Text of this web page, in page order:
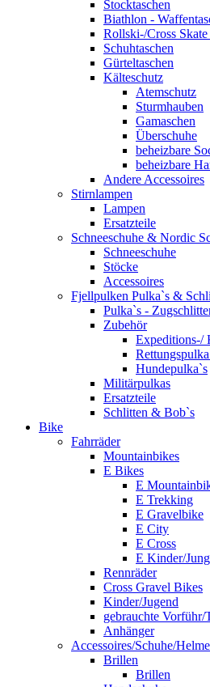
Stocktaschen
Biathlon -
Rollski-/Cross Skate
Schuhtaschen
Gürteltaschen
Kälteschutz
Atemschutz
Sturmhauben
Gamaschen
Überschuhe
beheizbare
beheizbare
Andere Accessoires
Stirnlampen
Lampen
Ersatzteile
Schneeschuhe & Nordic
Schneeschuhe
Stöcke
Accessoires
Fjellpulken Pulka`s &
Pulka`s -
Zubehör
Expeditions-/
Hundepulka`s
Militärpulkas
Ersatzteile
Schlitten & Bob`s
Bike
Fahrräder
Mountainbikes
E Bikes
E
E Trekking
E Gravelbike
E City
E Cross
E Kinder/
Rennräder
Cross Gravel Bikes
Kinder/Jugend
gebrauchte Vorführ/
Anhänger
Accessoires/Schuhe/
Brillen
Brillen